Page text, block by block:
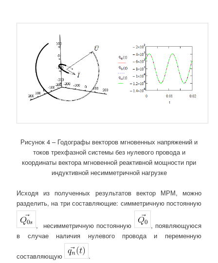
Рисунок 4 – Годографы векторов мгновенных напряжений и
токов трехфазной системы без нулевого провода и
координаты вектора мгновенной реактивной мощности при
индуктивной несимметричной нагрузке
Исходя из полученных результатов вектор МРМ, можно
разделить, на три составляющие: симметричную постоянную
, несимметричную постоянную
, появляющуюся
в случае наличия нулевого провода и переменную
составляющую .